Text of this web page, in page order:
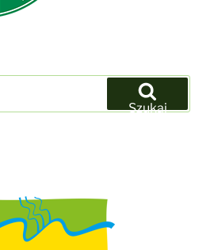
Szukaj